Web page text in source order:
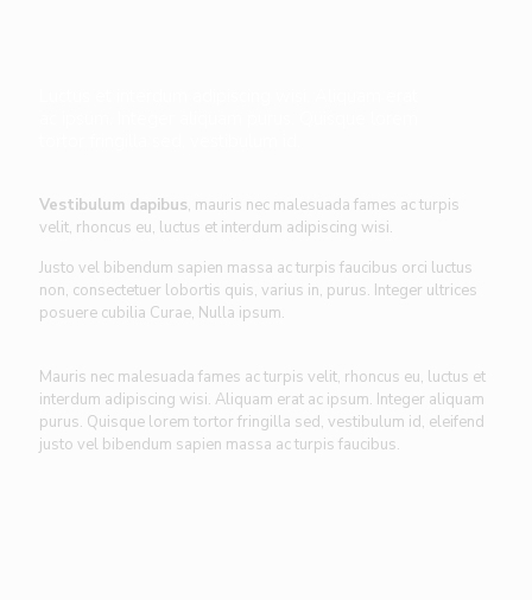
Vestibulum dapibus, mauris nec malesuada fames ac turpis
velit, rhoncus eu, luctus et interdum adipiscing wisi.
Justo vel bibendum sapien massa ac turpis faucibus orci luctus
non, consectetuer lobortis quis, varius in, purus. Integer ultrices
posuere cubilia Curae, Nulla ipsum.
Mauris nec malesuada fames ac turpis velit, rhoncus eu, luctus et
interdum adipiscing wisi. Aliquam erat ac ipsum. Integer aliquam
purus. Quisque lorem tortor fringilla sed, vestibulum id, eleifend
justo vel bibendum sapien massa ac turpis faucibus.